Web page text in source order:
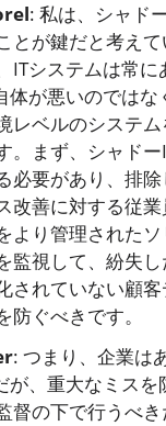
: 私は、シャド
とが鍵だと考え
ITシステムは常に
体が悪いのでは
レベルのシステ
。まず、シャド
必要があり、排
改善に対する従
より管理された
監視して、紛失
されていない顧
防ぐべきです。
: つまり、企業は
が、重大なミスを
督の下で行うべ